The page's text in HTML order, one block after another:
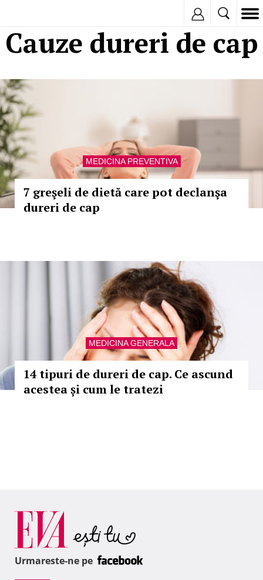
Cauze dureri de cap
MEDICINA PREVENTIVA
7 greşeli de dietă care pot declanşa
dureri de cap
MEDICINA GENERALA
14 tipuri de dureri de cap. Ce ascund
acestea și cum le tratezi
Urmareste-ne pe